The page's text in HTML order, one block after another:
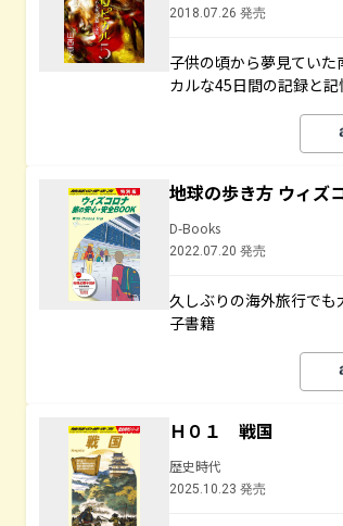
2018.07.26 発売
子供の頃から夢見てい
カルな45日間の記録と記
地球の歩き方 ウィズ
D-Books
2022.07.20 発売
久しぶりの海外旅行で
子書籍
Ｈ０１ 戦国
歴史時代
2025.10.23 発売